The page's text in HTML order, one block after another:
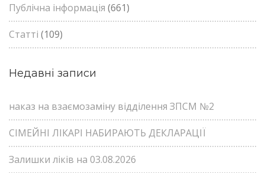
Публічна інформація (661)
Статті (109)
Недавні записи
наказ на взаємозаміну відділення ЗПСМ №2
СІМЕЙНІ ЛІКАРІ НАБИРАЮТЬ ДЕКЛАРАЦІЇ
Залишки ліків на 03.08.2026